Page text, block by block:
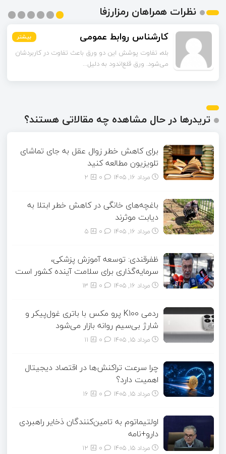
نظرات همراهان رمزارزفا
بیشتر اسماعیل زاده بیشتر
تا قبل از خوندن این مقاله فکر می‌کردم ورق قلع‌اندود
همون ورق گالوانیزه است. تفاو...
بیشتر
بیشتر
بیشتر
بیشتر
تریدرها در حال مشاهده چه مقالاتی هستند؟
برای کاهش خطر زوال عقل به جای تماشای
تلویزیون مطالعه کنید
مرداد ۱۶, ۱۴۰۵ 2
باغچه‌های خانگی در کاهش خطر ابتلا به
دیابت موثرند
مرداد ۱۶, ۱۴۰۵ 5
ظفرقندی: توسعه آموزش پزشکی،
سرمایه‌گذاری برای سلامت آینده کشور است
مرداد ۱۶, ۱۴۰۵ 13
ردمی K100 پرو مکس با باتری غول‌پیکر و
شارژ بی‌سیم روانه بازار می‌شود
مرداد ۱۵, ۱۴۰۵ 11
چرا سرعت تراکنش‌ها در اقتصاد دیجیتال
اهمیت دارد؟
مرداد ۱۵, ۱۴۰۵ 16
اولتیماتوم به تامین‌کنندگان ذخایر راهبردی
دارو+نامه
مرداد ۱۵, ۱۴۰۵ 12